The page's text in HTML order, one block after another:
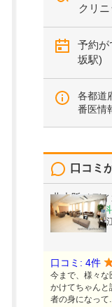
クリ
予約が
坂駅)
各都道
番医情
口コミ
北大阪メデ
内科, 腫瘍内科
大阪府吹田市
口コミ: 4件
今まで、様々な
かけてちゃんと
者の身になって